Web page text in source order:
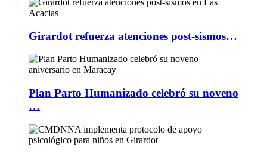
Girardot refuerza atenciones post-sismos…
Plan Parto Humanizado celebró su noveno
…